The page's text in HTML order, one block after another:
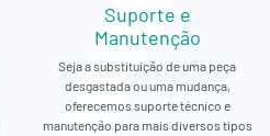
Suporte e
Manutenção
Seja a substituição de uma peça
desgastada ou uma mudança,
oferecemos suporte técnico e
manutenção para mais diversos tipos